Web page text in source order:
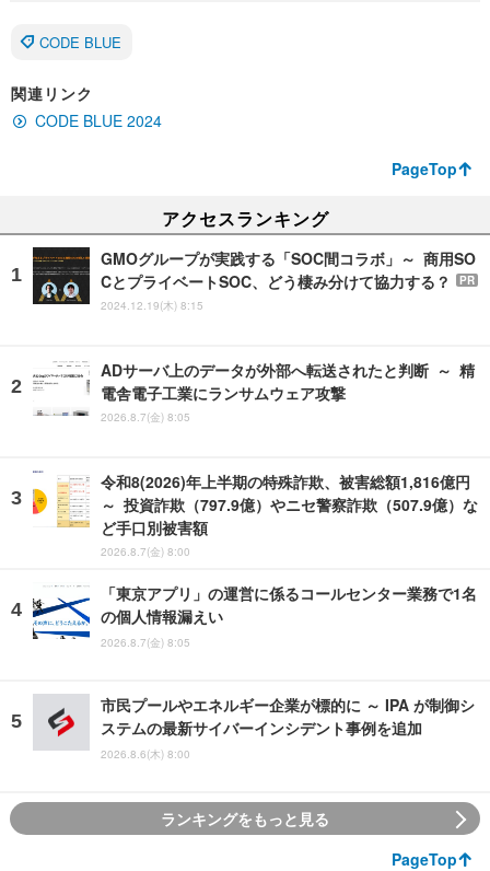
CODE BLUE
関連リンク
CODE BLUE 2024
PageTop
アクセスランキング
GMOグループが実践する「SOC間コラボ」～ 商用SO
CとプライベートSOC、どう棲み分けて協力する？
PR
2024.12.19(木) 8:15
ADサーバ上のデータが外部へ転送されたと判断 ～ 精
電舎電子工業にランサムウェア攻撃
2026.8.7(金) 8:05
令和8(2026)年上半期の特殊詐欺、被害総額1,816億円
～ 投資詐欺（797.9億）やニセ警察詐欺（507.9億）な
ど手口別被害額
2026.8.7(金) 8:00
「東京アプリ」の運営に係るコールセンター業務で1名
の個人情報漏えい
2026.8.7(金) 8:05
市民プールやエネルギー企業が標的に ～ IPA が制御シ
ステムの最新サイバーインシデント事例を追加
2026.8.6(木) 8:00
ランキングをもっと見る
PageTop